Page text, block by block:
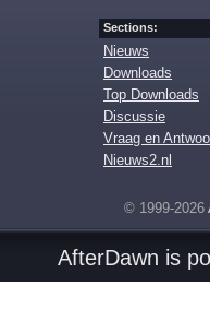
Sections:
Nieuws
Downloads
Top Downloads
Discussie
Vraag en
Nieuws2.nl
© 1999-2026
AfterDawn is